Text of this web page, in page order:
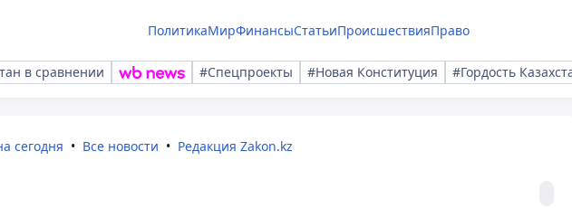
ПолитикаМирФинансыСтатьиПроисшествияПраво
в сравнении #Спецпроекты #Новая Конституция #Гордость
сегодня Все новости Редакция Zakon.kz